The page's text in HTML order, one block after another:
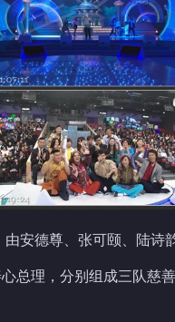
安德尊、张可颐、陆诗
总理，分别组成三队慈